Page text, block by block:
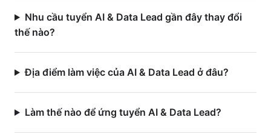
Nhu cầu tuyển AI & Data Lead gần đây thay đổi
thế nào?
Địa điểm làm việc của AI & Data Lead ở đâu?
Làm thế nào để ứng tuyển AI & Data Lead?